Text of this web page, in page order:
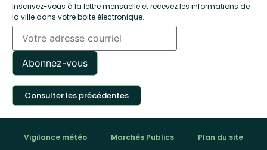
Inscrivez-vous à la lettre mensuelle et recevez les informations de
la ville dans votre boite électronique.
Consulter les précédentes
Vigilance météo Marchés Publics Plan du site